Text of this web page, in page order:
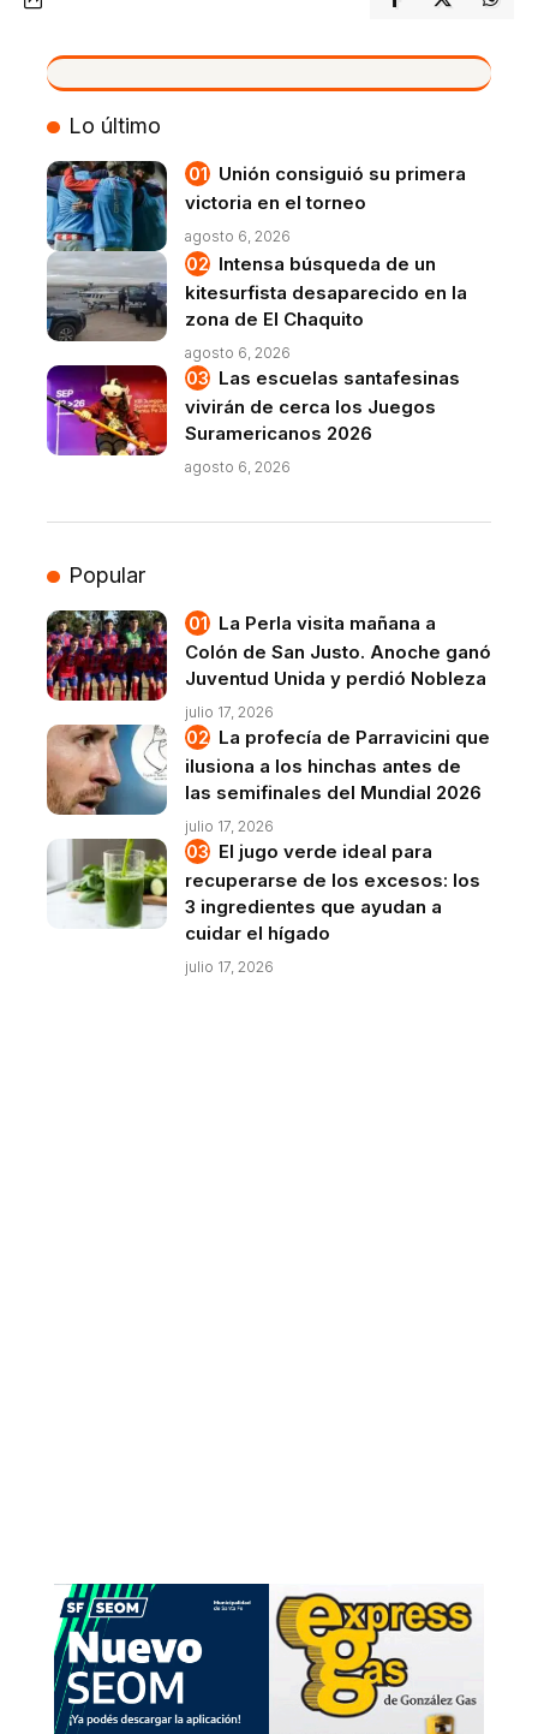
VIVO
Lo último
Unión consiguió su primera
victoria en el torneo
agosto 6, 2026
Intensa búsqueda de un
kitesurfista desaparecido en la
zona de El Chaquito
agosto 6, 2026
Las escuelas santafesinas
vivirán de cerca los Juegos
Suramericanos 2026
agosto 6, 2026
Popular
La Perla visita mañana a
Colón de San Justo. Anoche ganó
Juventud Unida y perdió Nobleza
julio 17, 2026
La profecía de Parravicini que
ilusiona a los hinchas antes de
las semifinales del Mundial 2026
julio 17, 2026
El jugo verde ideal para
recuperarse de los excesos: los
3 ingredientes que ayudan a
cuidar el hígado
julio 17, 2026